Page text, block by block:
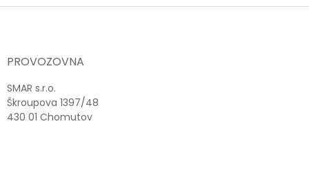
PROVOZOVNA
SMAR s.r.o.
Škroupova 1397/48
430 01 Chomutov